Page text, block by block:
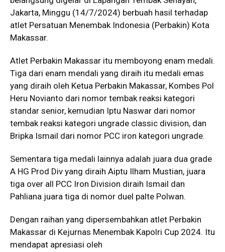
Jakarta, Minggu (14/7/2024) berbuah hasil terhadap
atlet Persatuan Menembak Indonesia (Perbakin) Kota
Makassar.
Atlet Perbakin Makassar itu memboyong enam medali.
Tiga dari enam mendali yang diraih itu medali emas
yang diraih oleh Ketua Perbakin Makassar, Kombes Pol
Heru Novianto dari nomor tembak reaksi kategori
standar senior, kemudian Iptu Naswar dari nomor
tembak reaksi kategori ungrade classic division, dan
Bripka Ismail dari nomor PCC iron kategori ungrade.
Sementara tiga medali lainnya adalah juara dua grade
A HG Prod Div yang diraih Aiptu Ilham Mustian, juara
tiga over all PCC Iron Division diraih Ismail dan
Pahliana juara tiga di nomor duel palte Polwan.
Dengan raihan yang dipersembahkan atlet Perbakin
Makassar di Kejurnas Menembak Kapolri Cup 2024. Itu
mendapat apresiasi oleh